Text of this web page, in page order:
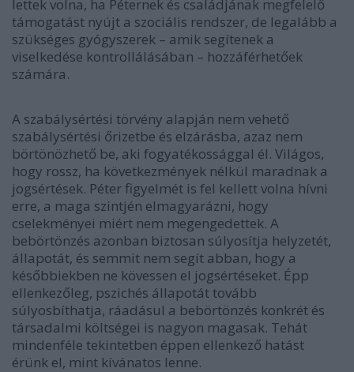
lettek volna, ha Péternek és családjának megfelelő
támogatást nyújt a szociális rendszer, de legalább a
szükséges gyógyszerek – amik segítenek a
viselkedése kontrollálásában – hozzáférhetőek
számára.
A szabálysértési törvény alapján nem vehető
szabálysértési őrizetbe és elzárásba, azaz nem
börtönözhető be, aki fogyatékossággal él. Világos,
hogy rossz, ha következmények nélkül maradnak a
jogsértések. Péter figyelmét is fel kellett volna hívni
erre, a maga szintjén elmagyarázni, hogy
cselekményei miért nem megengedettek. A
bebörtönzés azonban biztosan súlyosítja helyzetét,
állapotát, és semmit nem segít abban, hogy a
későbbiekben ne kövessen el jogsértéseket. Épp
ellenkezőleg, pszichés állapotát tovább
súlyosbíthatja, ráadásul a bebörtönzés konkrét és
társadalmi költségei is nagyon magasak. Tehát
mindenféle tekintetben éppen ellenkező hatást
érünk el, mint kívánatos lenne.